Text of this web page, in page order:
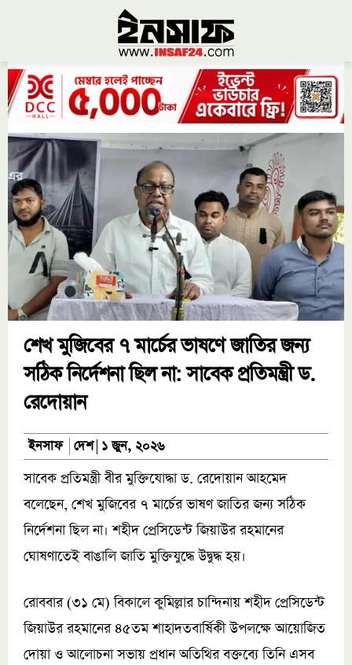
শেখ মুজিবের ৭ মার্চের ভাষণে জাতির জন্য
সঠিক নির্দেশনা ছিল না: সাবেক প্রতিমন্ত্রী ড.
রেদোয়ান
ইনসাফ দেশ ১ জুন, ২০২৬
সাবেক প্রতিমন্ত্রী বীর মুক্তিযোদ্ধা ড. রেদোয়ান আহমেদ
বলেছেন, শেখ মুজিবের ৭ মার্চের ভাষণ জাতির জন্য সঠিক
নির্দেশনা ছিল না। শহীদ প্রেসিডেন্ট জিয়াউর রহমানের
ঘোষণাতেই বাঙালি জাতি মুক্তিযুদ্ধে উদ্বুদ্ধ হয়।
রোববার (৩১ মে) বিকালে কুমিল্লার চান্দিনায় শহীদ প্রেসিডেন্ট
জিয়াউর রহমানের ৪৫তম শাহাদতবার্ষিকী উপলক্ষে আয়োজিত
দোয়া ও আলোচনা সভায় প্রধান অতিথির বক্তব্যে তিনি এসব